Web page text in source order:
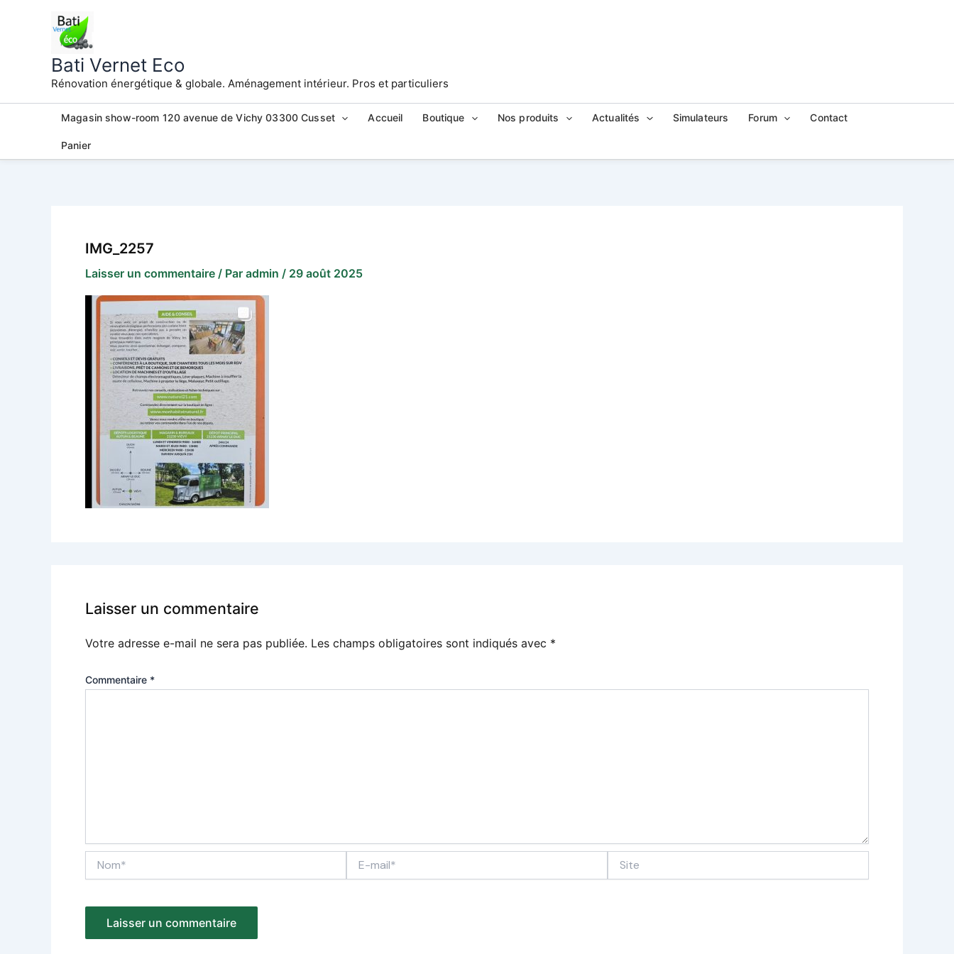
Bati Vernet Eco
Rénovation énergétique & globale. Aménagement intérieur. Pros et particuliers
Magasin show-room 120 avenue de Vichy 03300 Cusset Accueil Boutique Nos produits Actualités Simulateurs Forum Contact
Panier
IMG_2257
Laisser un commentaire / Par admin / 29 août 2025
Laisser un commentaire
Votre adresse e-mail ne sera pas publiée. Les champs obligatoires sont indiqués avec *
Commentaire *
mail*